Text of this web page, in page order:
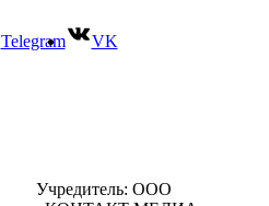
Telegram VK
Учредитель: ООО